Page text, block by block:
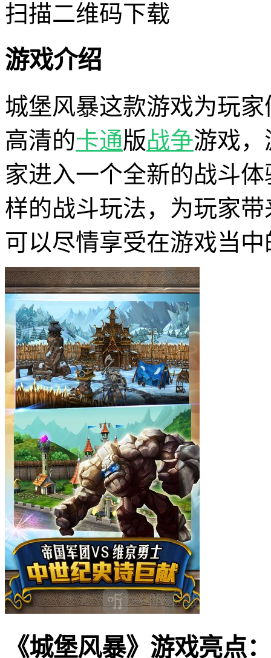
扫描二维码下载
游戏介绍
城堡风暴这款游戏为玩
高清的卡通版战争游戏
家进入一个全新的战斗
样的战斗玩法，为玩家
可以尽情享受在游戏当
《城堡风暴》游戏亮点：